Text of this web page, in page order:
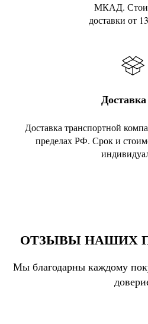
МКАД.
доставки от
Доставка транспортной
пределах РФ. Срок и
ОТЗЫВЫ НАШИХ
Мы благодарны каждому